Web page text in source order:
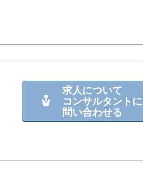
求人について
コンサルタントに
問い合わせる